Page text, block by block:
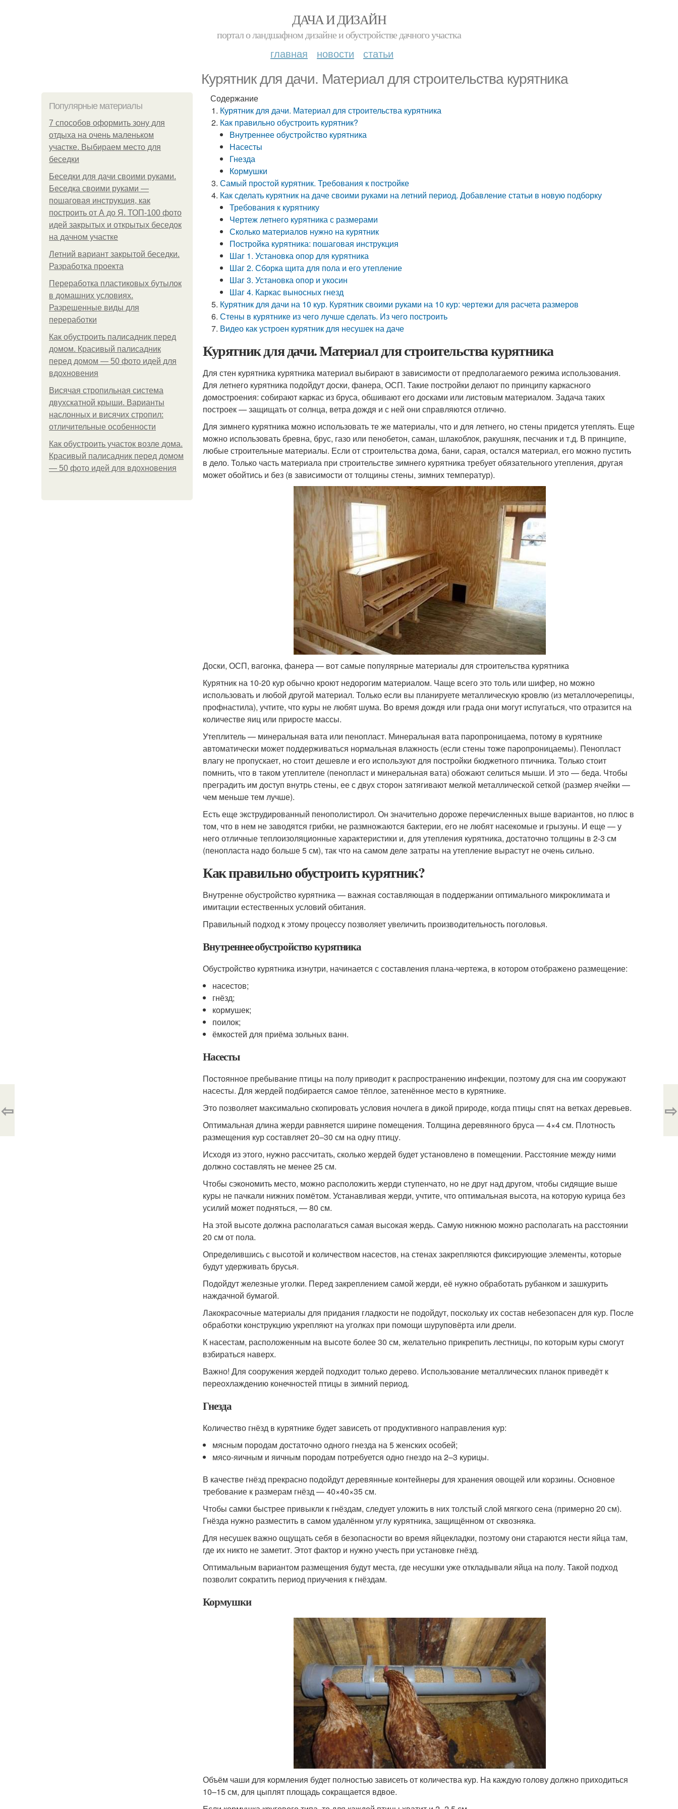
ДАЧА И ДИЗАЙН
портал о ландшафном дизайне и обустройстве дачного участка
главная новости статьи
Курятник для дачи. Материал для строительства курятника
Популярные материалы
7 способов оформить зону для
отдыха на очень маленьком
участке. Выбираем место для
беседки
Беседки для дачи своими руками.
Беседка своими руками —
пошаговая инструкция, как
построить от А до Я. ТОП-100 фото
идей закрытых и открытых беседок
на дачном участке
Летний вариант закрытой беседки.
Разработка проекта
Переработка пластиковых бутылок
в домашних условиях.
Разрешенные виды для
переработки
Как обустроить палисадник перед
домом. Красивый палисадник
перед домом — 50 фото идей для
вдохновения
Висячая стропильная система
двухскатной крыши. Варианты
наслонных и висячих стропил:
отличительные особенности
Как обустроить участок возле дома.
Красивый палисадник перед домом
— 50 фото идей для вдохновения
Содержание
Курятник для дачи. Материал для строительства курятника
Как правильно обустроить курятник?
Внутреннее обустройство курятника
Насесты
Гнезда
Кормушки
Самый простой курятник. Требования к постройке
Как сделать курятник на даче своими руками на летний период. Добавление статьи в новую подборку
Требования к курятнику
Чертеж летнего курятника с размерами
Сколько материалов нужно на курятник
Постройка курятника: пошаговая инструкция
Шаг 1. Установка опор для курятника
Шаг 2. Сборка щита для пола и его утепление
Шаг 3. Установка опор и укосин
Шаг 4. Каркас выносных гнезд
Курятник для дачи на 10 кур. Курятник своими руками на 10 кур: чертежи для расчета размеров
Стены в курятнике из чего лучше сделать. Из чего построить
Видео как устроен курятник для несушек на даче
Курятник для дачи. Материал для строительства курятника
Для стен курятника курятника материал выбирают в зависимости от предполагаемого режима использования.
Для летнего курятника подойдут доски, фанера, ОСП. Такие постройки делают по принципу каркасного
домостроения: собирают каркас из бруса, обшивают его досками или листовым материалом. Задача таких
построек — защищать от солнца, ветра дождя и с ней они справляются отлично.
Для зимнего курятника можно использовать те же материалы, что и для летнего, но стены придется утеплять. Еще
можно использовать бревна, брус, газо или пенобетон, саман, шлакоблок, ракушняк, песчаник и т.д. В принципе,
любые строительные материалы. Если от строительства дома, бани, сарая, остался материал, его можно пустить
в дело. Только часть материала при строительстве зимнего курятника требует обязательного утепления, другая
может обойтись и без (в зависимости от толщины стены, зимних температур).
Доски, ОСП, вагонка, фанера — вот самые популярные материалы для строительства курятника
Курятник на 10-20 кур обычно кроют недорогим материалом. Чаще всего это толь или шифер, но можно
использовать и любой другой материал. Только если вы планируете металлическую кровлю (из металлочерепицы,
профнастила), учтите, что куры не любят шума. Во время дождя или града они могут испугаться, что отразится на
количестве яиц или приросте массы.
Утеплитель — минеральная вата или пенопласт. Минеральная вата паропроницаема, потому в курятнике
автоматически может поддерживаться нормальная влажность (если стены тоже паропроницаемы). Пенопласт
влагу не пропускает, но стоит дешевле и его используют для постройки бюджетного птичника. Только стоит
помнить, что в таком утеплителе (пенопласт и минеральная вата) обожают селиться мыши. И это — беда. Чтобы
преградить им доступ внутрь стены, ее с двух сторон затягивают мелкой металлической сеткой (размер ячейки —
чем меньше тем лучше).
Есть еще экструдированный пенополистирол. Он значительно дороже перечисленных выше вариантов, но плюс в
том, что в нем не заводятся грибки, не размножаются бактерии, его не любят насекомые и грызуны. И еще — у
него отличные теплоизоляционные характеристики и, для утепления курятника, достаточно толщины в 2-3 см
(пенопласта надо больше 5 см), так что на самом деле затраты на утепление вырастут не очень сильно.
Как правильно обустроить курятник?
Внутренне обустройство курятника — важная составляющая в поддержании оптимального микроклимата и
имитации естественных условий обитания.
Правильный подход к этому процессу позволяет увеличить производительность поголовья.
Внутреннее обустройство курятника
Обустройство курятника изнутри, начинается с составления плана-чертежа, в котором отображено размещение:
насестов;
гнёзд;
кормушек;
поилок;
ёмкостей для приёма зольных ванн.
Насесты
Постоянное пребывание птицы на полу приводит к распространению инфекции, поэтому для сна им сооружают
насесты. Для жердей подбирается самое тёплое, затенённое место в курятнике.
Это позволяет максимально скопировать условия ночлега в дикой природе, когда птицы спят на ветках деревьев.
Оптимальная длина жерди равняется ширине помещения. Толщина деревянного бруса — 4×4 см. Плотность
размещения кур составляет 20–30 см на одну птицу.
Исходя из этого, нужно рассчитать, сколько жердей будет установлено в помещении. Расстояние между ними
должно составлять не менее 25 см.
Чтобы сэкономить место, можно расположить жерди ступенчато, но не друг над другом, чтобы сидящие выше
куры не пачкали нижних помётом. Устанавливая жерди, учтите, что оптимальная высота, на которую курица без
усилий может подняться, — 80 см.
На этой высоте должна располагаться самая высокая жердь. Самую нижнюю можно располагать на расстоянии
20 см от пола.
Определившись с высотой и количеством насестов, на стенах закрепляются фиксирующие элементы, которые
будут удерживать брусья.
Подойдут железные уголки. Перед закреплением самой жерди, её нужно обработать рубанком и зашкурить
наждачной бумагой.
Лакокрасочные материалы для придания гладкости не подойдут, поскольку их состав небезопасен для кур. После
обработки конструкцию укрепляют на уголках при помощи шуруповёрта или дрели.
К насестам, расположенным на высоте более 30 см, желательно прикрепить лестницы, по которым куры смогут
взбираться наверх.
Важно! Для сооружения жердей подходит только дерево. Использование металлических планок приведёт к
переохлаждению конечностей птицы в зимний период.
Гнезда
Количество гнёзд в курятнике будет зависеть от продуктивного направления кур:
мясным породам достаточно одного гнезда на 5 женских особей;
мясо-яичным и яичным породам потребуется одно гнездо на 2–3 курицы.
В качестве гнёзд прекрасно подойдут деревянные контейнеры для хранения овощей или корзины. Основное
требование к размерам гнёзд — 40×40×35 см.
Чтобы самки быстрее привыкли к гнёздам, следует уложить в них толстый слой мягкого сена (примерно 20 см).
Гнёзда нужно разместить в самом удалённом углу курятника, защищённом от сквозняка.
Для несушек важно ощущать себя в безопасности во время яйцекладки, поэтому они стараются нести яйца там,
где их никто не заметит. Этот фактор и нужно учесть при установке гнёзд.
Оптимальным вариантом размещения будут места, где несушки уже откладывали яйца на полу. Такой подход
позволит сократить период приучения к гнёздам.
Кормушки
Объём чаши для кормления будет полностью зависеть от количества кур. На каждую голову должно приходиться
10–15 см, для цыплят площадь сокращается вдвое.
⇦ ⇨